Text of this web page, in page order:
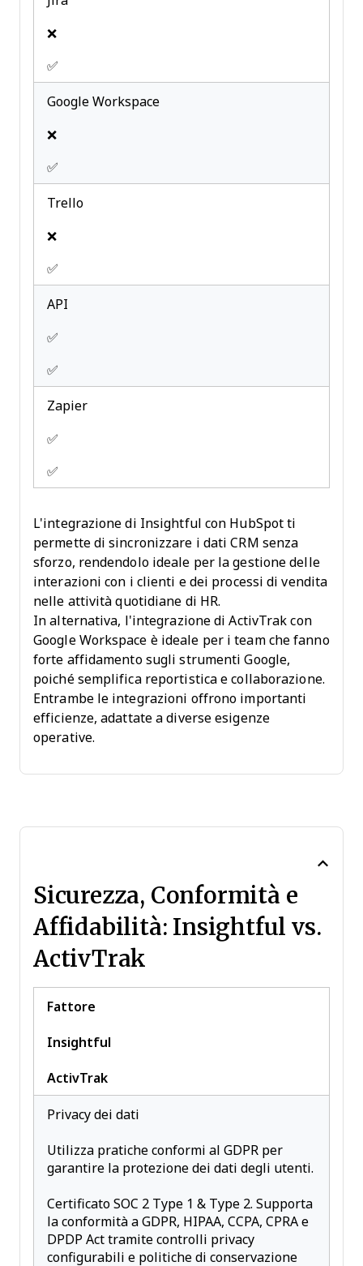
❌
✅
Google Workspace
❌
✅
Trello
❌
✅
API
✅
✅
Zapier
✅
✅
L'integrazione di Insightful con HubSpot ti
permette di sincronizzare i dati CRM senza
sforzo, rendendolo ideale per la gestione delle
interazioni con i clienti e dei processi di vendita
nelle attività quotidiane di HR.
In alternativa, l'integrazione di ActivTrak con
Google Workspace è ideale per i team che fanno
forte affidamento sugli strumenti Google,
poiché semplifica reportistica e collaborazione.
Entrambe le integrazioni offrono importanti
efficienze, adattate a diverse esigenze
operative.
Sicurezza, Conformità e
Affidabilità: Insightful vs.
ActivTrak
Fattore
Insightful
ActivTrak
Privacy dei dati
Utilizza pratiche conformi al GDPR per
garantire la protezione dei dati degli utenti.
Certificato SOC 2 Type 1 & Type 2. Supporta
la conformità a GDPR, HIPAA, CCPA, CPRA e
DPDP Act tramite controlli privacy
configurabili e politiche di conservazione